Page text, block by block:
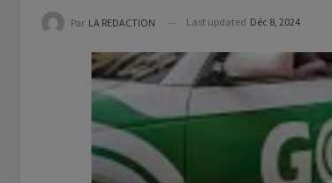
Par LA REDACTION Last updated Déc 8, 2024